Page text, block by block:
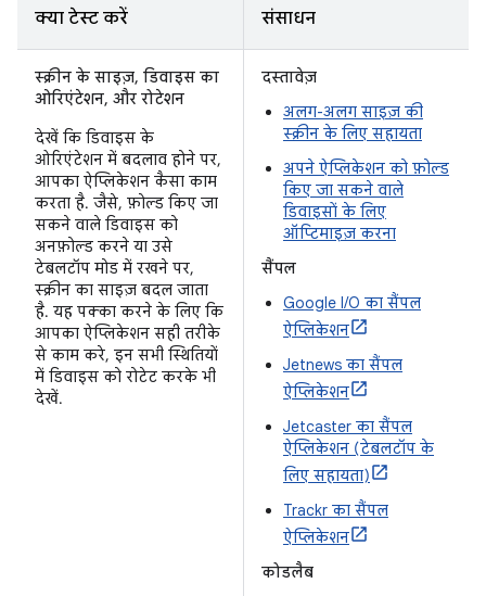
क्या टेस्ट करें संसाधन
स्क्रीन के साइज़, डिवाइस का
ओरिएंटेशन, और रोटेशन
देखें कि डिवाइस के
ओरिएंटेशन में बदलाव होने पर,
आपका ऐप्लिकेशन कैसा काम
करता है. जैसे, फ़ोल्ड किए जा
सकने वाले डिवाइस को
अनफ़ोल्ड करने या उसे
टेबलटॉप मोड में रखने पर,
स्क्रीन का साइज़ बदल जाता
है. यह पक्का करने के लिए कि
आपका ऐप्लिकेशन सही तरीके
से काम करे, इन सभी स्थितियों
में डिवाइस को रोटेट करके भी
देखें.
दस्तावेज़
अलग-अलग साइज़ की
स्क्रीन के लिए सहायता
अपने ऐप्लिकेशन को फ़ोल्ड
किए जा सकने वाले
डिवाइसों के लिए
ऑप्टिमाइज़ करना
सैंपल
Google I/O का सैंपल
ऐप्लिकेशन
Jetnews का सैंपल
ऐप्लिकेशन
Jetcaster का सैंपल
ऐप्लिकेशन (टेबलटॉप के
लिए सहायता)
Trackr का सैंपल
ऐप्लिकेशन
कोडलैब